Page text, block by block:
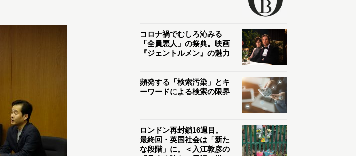
コロナ禍でむしろ沁みる
「全員悪人」の祭典。映画
『ジェントルメン』の魅力
頻発する「検索汚染」とキ
ーワードによる検索の限界
ロンドン再封鎖16週目。
最終回・英国社会は「新た
な段階」に。＜入江敦彦の